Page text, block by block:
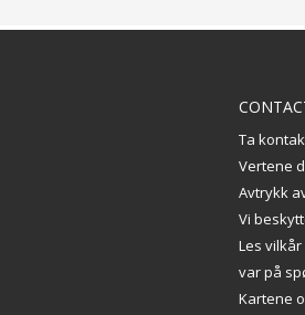
Ta
Vertene
Avtrykk
Vi
Les
var på
Kartene